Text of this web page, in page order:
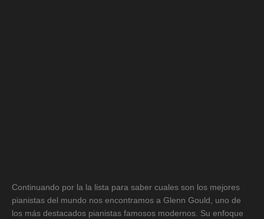
Continuando por la la lista para saber cuales son los mejores
pianistas del mundo nos encontramos a Glenn Gould, uno de
los más destacados pianistas famosos modernos. Su enfoque